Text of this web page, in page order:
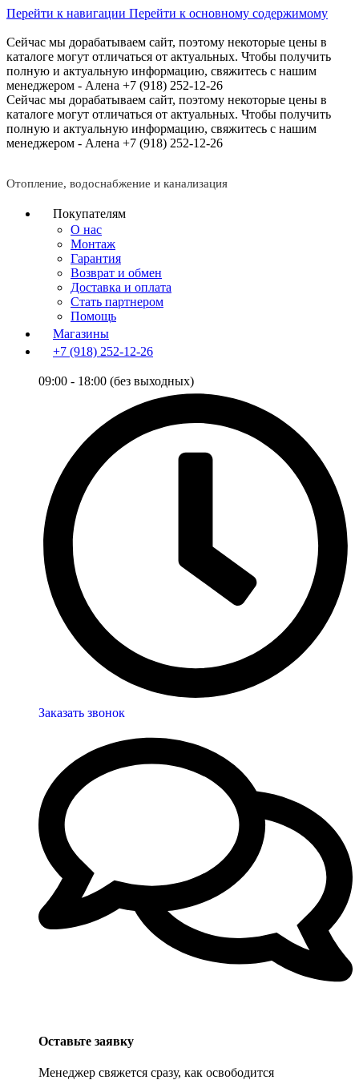
Перейти к навигации Перейти к основному содержимому
Сейчас мы дорабатываем сайт, поэтому некоторые цены в
каталоге могут отличаться от актуальных. Чтобы получить
полную и актуальную информацию, свяжитесь с нашим
менеджером - Алена +7 (918) 252-12-26
Сейчас мы дорабатываем сайт, поэтому некоторые цены в
каталоге могут отличаться от актуальных. Чтобы получить
полную и актуальную информацию, свяжитесь с нашим
менеджером - Алена +7 (918) 252-12-26
Отопление, водоснабжение и канализация
Покупателям
О нас
Монтаж
Гарантия
Возврат и обмен
Доставка и оплата
Стать партнером
Помощь
Магазины
+7 (918) 252-12-26
09:00 - 18:00 (без выходных)
Заказать звонок
Оставьте заявку
Менеджер свяжется сразу, как освободится